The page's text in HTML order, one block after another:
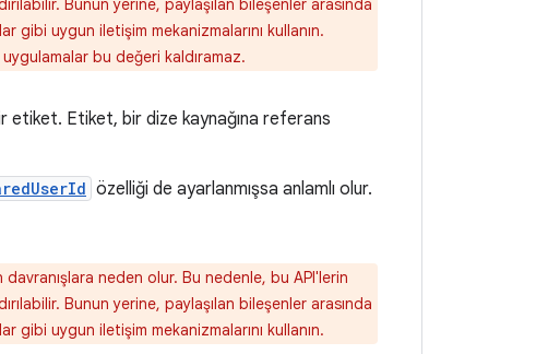
Bunun yerine, paylaşılan bileşenler arasında
gibi uygun iletişim mekanizmalarını kullanın.
bu değeri kaldıramaz.
etiket. Etiket, bir dize kaynağına referans
özelliği de ayarlanmışsa anlamlı olur.
neden olur. Bu nedenle, bu API'lerin
Bunun yerine, paylaşılan bileşenler arasında
gibi uygun iletişim mekanizmalarını kullanın.